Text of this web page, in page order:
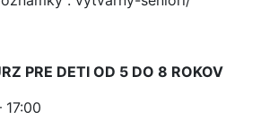
PRE DETI OD 5 DO 8 ROKOV